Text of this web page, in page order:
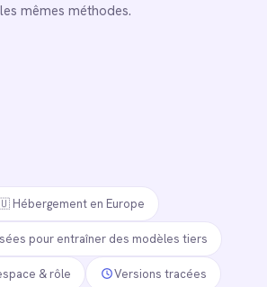
les mêmes méthodes.
Hébergement en Europe
pour entraîner des modèles tiers
& rôle Versions tracées